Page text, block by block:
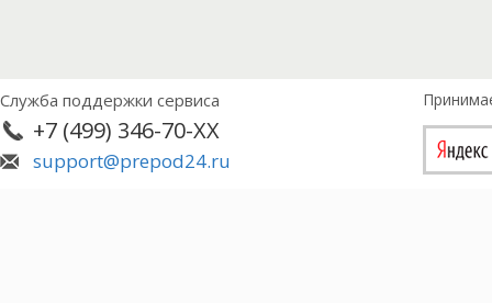
Служба поддержки сервиса
+7 (499) 346-70-XX
support@prepod24.ru